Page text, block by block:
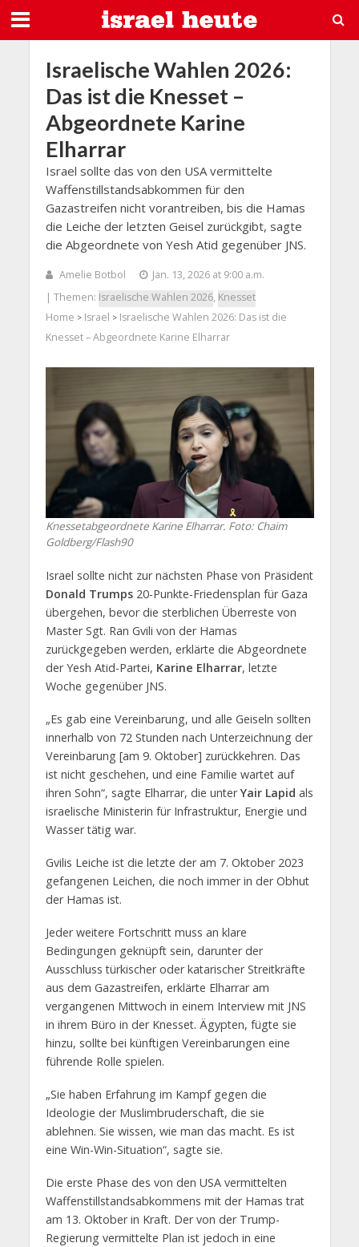
Israelische Wahlen 2026:
Das ist die Knesset –
Abgeordnete Karine
Elharrar
Israel sollte das von den USA vermittelte
Waffenstillstandsabkommen für den
Gazastreifen nicht vorantreiben, bis die Hamas
die Leiche der letzten Geisel zurückgibt, sagte
die Abgeordnete von Yesh Atid gegenüber JNS.
Amelie Botbol
Jan. 13, 2026 at 9:00 a.m.
| Themen: Israelische Wahlen 2026, Knesset
Home > Israel > Israelische Wahlen 2026: Das ist die
Knesset – Abgeordnete Karine Elharrar
Knessetabgeordnete Karine Elharrar. Foto: Chaim
Goldberg/Flash90
Israel sollte nicht zur nächsten Phase von Präsident
Donald Trumps20-Punkte-Friedensplan für Gaza
übergehen, bevor die sterblichen Überreste von
Master Sgt. Ran Gvili von der Hamas
zurückgegeben werden, erklärte die Abgeordnete
der Yesh Atid-Partei, Karine Elharrar, letzte
Woche gegenüber JNS.
„Es gab eine Vereinbarung, und alle Geiseln sollten
innerhalb von 72 Stunden nach Unterzeichnung der
Vereinbarung [am 9. Oktober] zurückkehren. Das
ist nicht geschehen, und eine Familie wartet auf
ihren Sohn“, sagte Elharrar, die unterYair Lapid als
israelische Ministerin für Infrastruktur, Energie und
Wasser tätig war.
Gvilis Leiche ist die letzte der am 7. Oktober 2023
gefangenen Leichen, die noch immer in der Obhut
der Hamas ist.
Jeder weitere Fortschritt muss an klare
Bedingungen geknüpft sein, darunter der
Ausschluss türkischer oder katarischer Streitkräfte
aus dem Gazastreifen, erklärte Elharrar am
vergangenen Mittwoch in einem Interview mit JNS
in ihrem Büro in der Knesset. Ägypten, fügte sie
hinzu, sollte bei künftigen Vereinbarungen eine
führende Rolle spielen.
„Sie haben Erfahrung im Kampf gegen die
Ideologie der Muslimbruderschaft, die sie
ablehnen. Sie wissen, wie man das macht. Es ist
eine Win-Win-Situation“, sagte sie.
Die erste Phase des von den USA vermittelten
Waffenstillstandsabkommens mit der Hamas trat
am 13. Oktober in Kraft. Der von der Trump-
Regierung vermittelte Plan ist jedoch in eine